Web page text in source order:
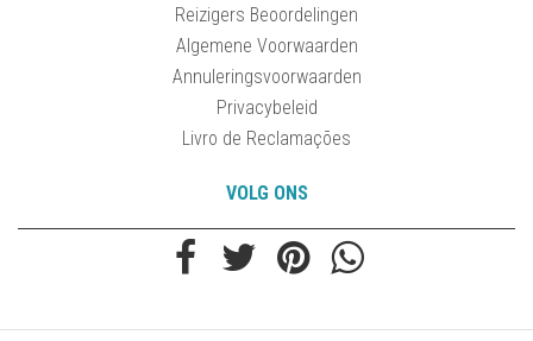
Reizigers Beoordelingen
Algemene Voorwaarden
Annuleringsvoorwaarden
Privacybeleid
Livro de Reclamações
VOLG ONS